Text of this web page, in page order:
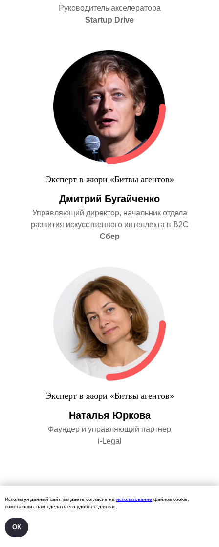
Руководитель акселератора
Startup Drive
Эксперт в жюри «Битвы агентов»
Дмитрий Бугайченко
Управляющий директор, начальник отдела
развития искусственного интеллекта в B2C
Сбер
Эксперт в жюри «Битвы агентов»
Наталья Юркова
Фаундер и управляющий партнер
i-Legal
Используя данный сайт, вы даете согласие на использование файлов cookie,
помогающих нам сделать его удобнее для вас.
ОК